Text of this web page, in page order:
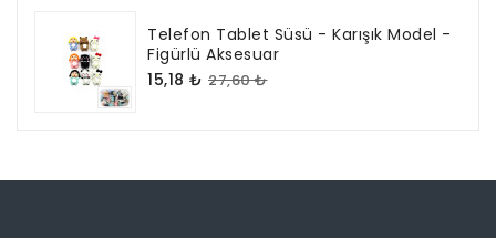
Telefon Tablet Süsü - Karışık Model -
Figürlü Aksesuar
15,18 ₺ 27,60 ₺